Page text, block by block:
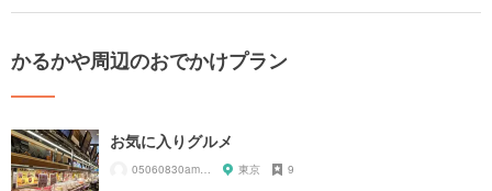
かるかや周辺のおでかけプラン
お気に入りグルメ
05060830amnos 東京 9